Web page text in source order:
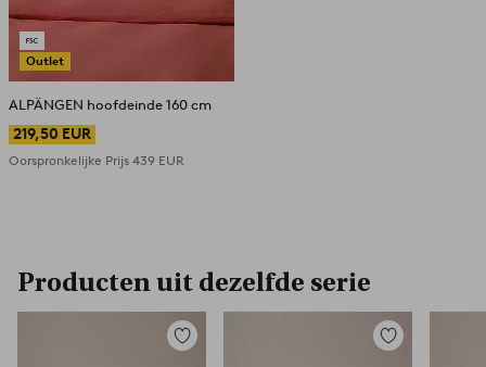
Outlet
ALPÄNGEN hoofdeinde 160 cm
219,50 EUR
Oorspronkelijke Prijs 439 EUR
Producten uit dezelfde serie
Toevoegen
Toevoegen